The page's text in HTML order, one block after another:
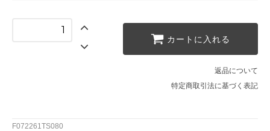
カートに入れる
返品について
特定商取引法に基づく表記
F072261TS080